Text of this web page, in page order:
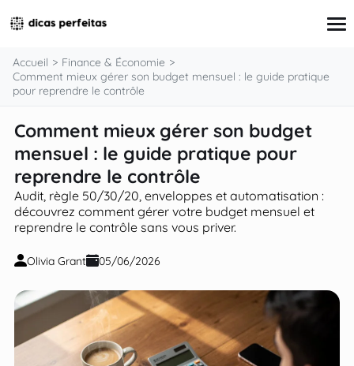
Éducation
Santé & Environnement
Technologie & Innovation
Société & Culture
Accueil
Finance & Économie
Comment mieux gérer son budget mensuel : le guide pratique
pour reprendre le contrôle
Comment mieux gérer son budget
mensuel : le guide pratique pour
reprendre le contrôle
Audit, règle 50/30/20, enveloppes et automatisation :
découvrez comment gérer votre budget mensuel et
reprendre le contrôle sans vous priver.
Olivia Grant 05/06/2026